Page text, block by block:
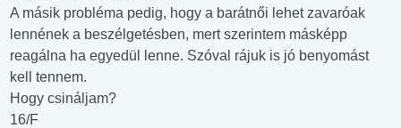
A másik probléma pedig, hogy a barátnői lehet zavaróak
lennének a beszélgetésben, mert szerintem másképp
reagálna ha egyedül lenne. Szóval rájuk is jó benyomást
kell tennem.
Hogy csináljam?
16/F